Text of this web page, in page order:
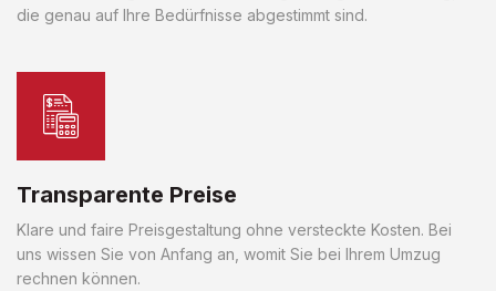
die genau auf Ihre Bedürfnisse abgestimmt sind.
Transparente Preise
Klare und faire Preisgestaltung ohne versteckte Kosten. Bei
uns wissen Sie von Anfang an, womit Sie bei Ihrem Umzug
rechnen können.